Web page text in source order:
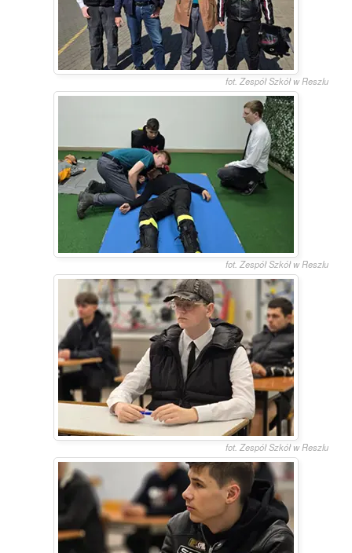
fot. Zespół Szkół w Reszlu
fot. Zespół Szkół w Reszlu
fot. Zespół Szkół w Reszlu